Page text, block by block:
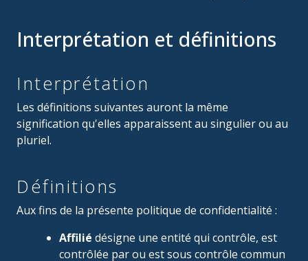
Interprétation et définitions
Interprétation
Les définitions suivantes auront la même
signification qu'elles apparaissent au singulier ou au
pluriel.
Définitions
Aux fins de la présente politique de confidentialité :
Affilié désigne une entité qui contrôle, est
contrôlée par ou est sous contrôle commun